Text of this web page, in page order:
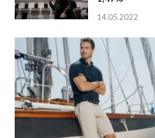
14.05.2022